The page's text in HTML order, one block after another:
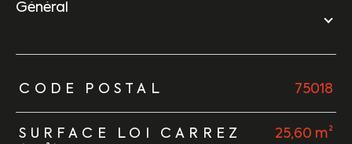
général
TRAD_ZEPHYR_Caracteristique TRAD_ZEPHYR_Valeurs
CODE POSTAL 75018
SURFACE LOI CARREZ
25,60 m²